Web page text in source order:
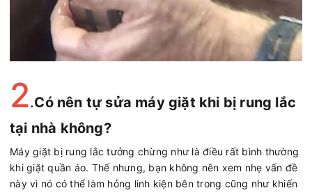
2.Có nên tự sửa máy giặt khi bị rung lắc
tại nhà không?
Máy giặt bị rung lắc tưởng chừng như là điều rất bình thường
khi giặt quần áo. Thế nhưng, bạn không nên xem nhẹ vấn đề
này vì nó có thể làm hỏng linh kiện bên trong cũng như khiến